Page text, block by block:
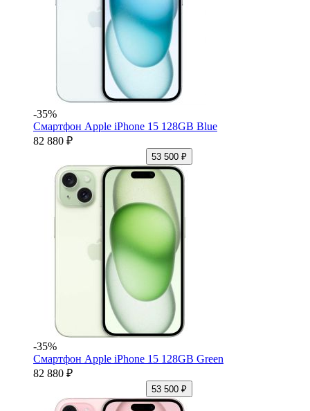
-35%
Смартфон Apple iPhone 15 128GB Blue
82 880 ₽
53 500 ₽
-35%
Смартфон Apple iPhone 15 128GB Green
82 880 ₽
53 500 ₽